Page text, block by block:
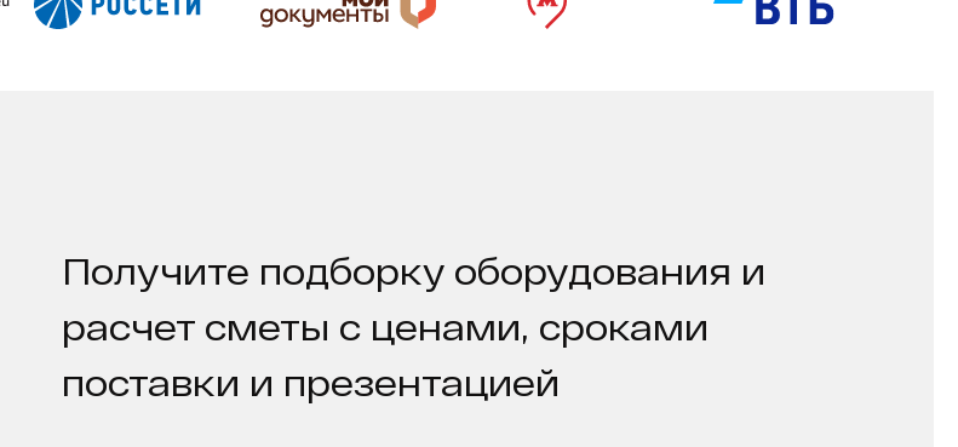
Получите подборку оборудования и
расчет сметы с ценами, сроками
поставки и презентацией